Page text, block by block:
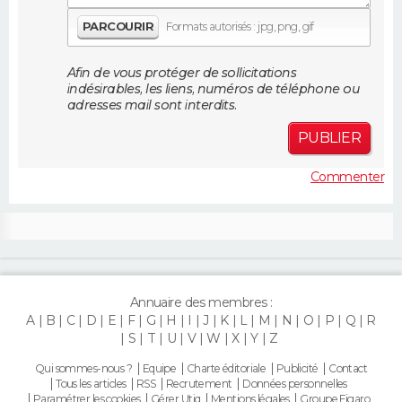
PARCOURIR Formats autorisés : jpg, png, gif
Afin de vous protéger de sollicitations
indésirables, les liens, numéros de téléphone ou
adresses mail sont interdits.
PUBLIER
Commenter
Annuaire des membres :
A
B C D E F G H I J K L M N O P Q
R
S
T U V W X Y Z
Qui sommes-nous ? Equipe Charte éditoriale Publicité
Contact
Tous les articles
RSS Recrutement
Données personnelles
Paramétrer les cookies
Gérer Utiq Mentions légales Groupe Figaro